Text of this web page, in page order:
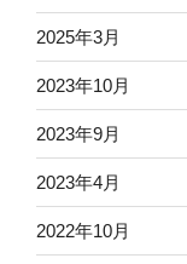
2025年3月
2023年10月
2023年9月
2023年4月
2022年10月